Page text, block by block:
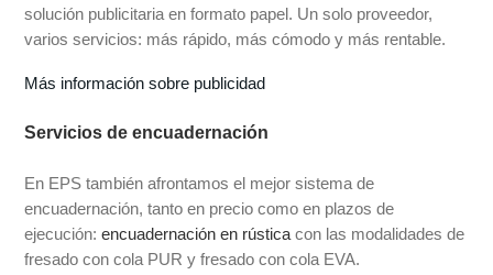
solución publicitaria en formato papel. Un solo proveedor,
varios servicios: más rápido, más cómodo y más rentable.
Más información sobre publicidad
Servicios de encuadernación
En EPS también afrontamos el mejor sistema de
encuadernación, tanto en precio como en plazos de
ejecución:encuadernación en rústica con las modalidades de
fresado con cola PUR y fresado con cola EVA.